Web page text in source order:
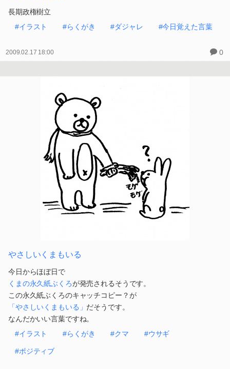
長期政権樹立
#イラスト
#らくがき #ダジャレ #今日覚えた言葉
2009.02.17 18:00 0
やさしいくまもいる
今日からほぼ日で
くまの永久紙ぶくろが発売されるそうです。
この永久紙ぶくろのキャッチコピー？が
「やさしいくまもいる」 だそうです。
なんだかいい言葉ですね。
#イラスト
#らくがき #クマ #ウサギ
#ポジティブ